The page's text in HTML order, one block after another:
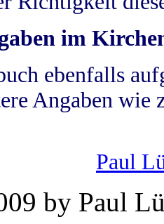
im
ebenfalls
Angaben wie
Paul
by Paul